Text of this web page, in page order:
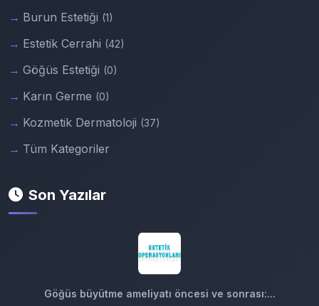
Burun Estetiği (1)
Estetik Cerrahi (42)
Göğüs Estetiği (0)
Karın Germe (0)
Kozmetik Dermatoloji (37)
Tüm Kategoriler
Son Yazılar
Göğüs büyütme ameliyatı öncesi ve sonrası:...